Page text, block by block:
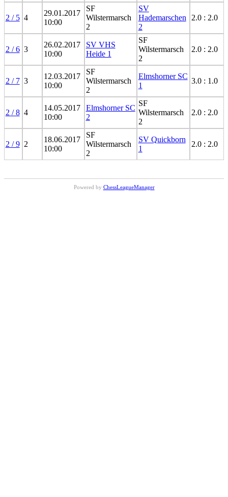
2 / 5 4
29.01.2017
10:00
SF
Wilstermarsch
2
SV
Hademarschen
2
2.0 : 2.0
2 / 6 3
26.02.2017
10:00
SV VHS
Heide 1
SF
Wilstermarsch
2
2.0 : 2.0
2 / 7 3
12.03.2017
10:00
SF
Wilstermarsch
2
Elmshorner SC
1
3.0 : 1.0
2 / 8 4
14.05.2017
10:00
Elmshorner SC
2
SF
Wilstermarsch
2
2.0 : 2.0
2 / 9 2
18.06.2017
10:00
SF
Wilstermarsch
2
SV Quickborn
1
2.0 : 2.0
Powered by ChessLeagueManager